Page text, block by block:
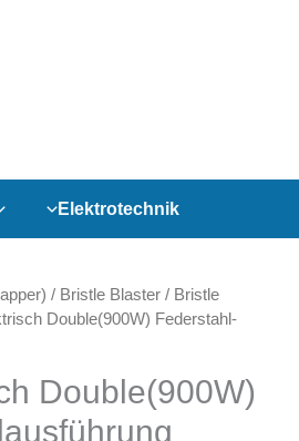
Elektrotechnik
/ Bristle Blaster / Bristle
Double(900W) Federstahl-
Double(900W)